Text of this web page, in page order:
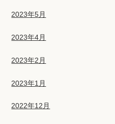
2023年5月
2023年4月
2023年2月
2023年1月
2022年12月